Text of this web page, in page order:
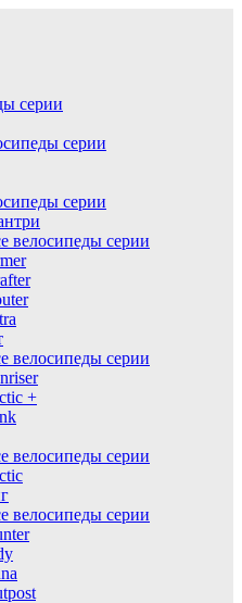
серии
серии
серии
велосипеды серии
велосипеды серии
+
велосипеды серии
велосипеды серии